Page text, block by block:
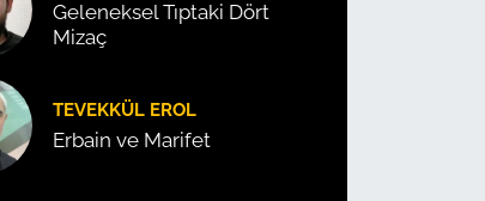
Geleneksel Tıptaki Dört
Mizaç
TEVEKKÜL EROL
Erbain ve Marifet